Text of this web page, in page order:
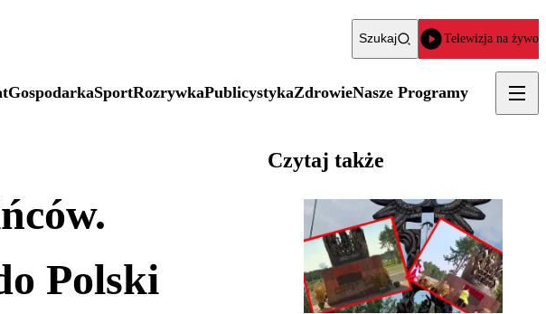
Szukaj Telewizja na żywo
GospodarkaSportRozrywkaPublicystykaZdrowieNasze Programy
Polski
Czytaj także